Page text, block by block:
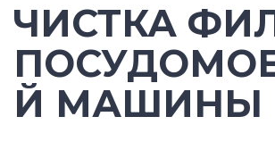
ЧИСТКА
Й МАШИНЫ